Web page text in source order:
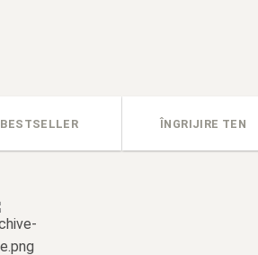
BESTSELLER ÎNGRIJIRE TEN